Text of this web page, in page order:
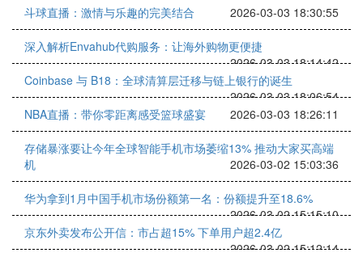
斗球直播：激情与乐趣的完美结合 2026-03-03 18:30:55
深入解析Envahub代购服务：让海外购物更便捷
2026-03-03 18:14:42
Coinbase 与 B18：全球清算层迁移与链上银行的诞生
2026-03-03 18:06:54
NBA直播：带你零距离感受篮球盛宴
2026-03-03 18:26:11
存储暴涨要让今年全球智能手机市场萎缩13% 推动大家买高端
机
2026-03-02 15:03:36
华为拿到1月中国手机市场份额第一名：份额提升至18.6%
2026-03-02 15:15:10
京东外卖发布公开信：市占超15% 下单用户超2.4亿
2026-03-02 15:12:14